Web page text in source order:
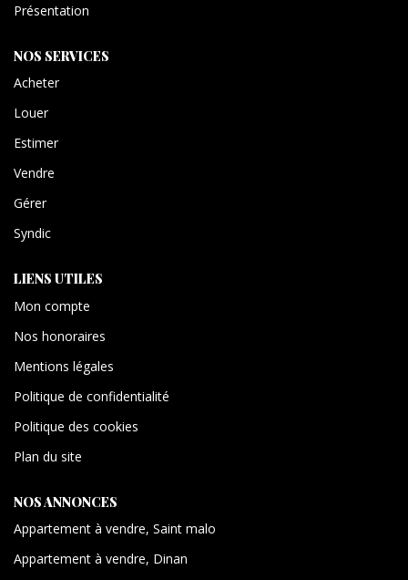
Présentation
NOS SERVICES
Acheter
Louer
Estimer
Vendre
Gérer
Syndic
LIENS UTILES
Mon compte
Nos honoraires
Mentions légales
Politique de confidentialité
Politique des cookies
Plan du site
NOS ANNONCES
Appartement à vendre, Saint malo
Appartement à vendre, Dinan